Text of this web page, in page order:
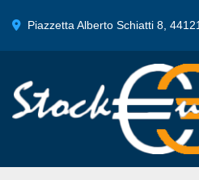
Piazzetta Alberto Schiatti 8,